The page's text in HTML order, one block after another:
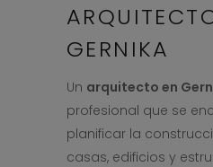
GERNIKA
Un arquitecto en
profesional que se
planificar la
casas, edificios y